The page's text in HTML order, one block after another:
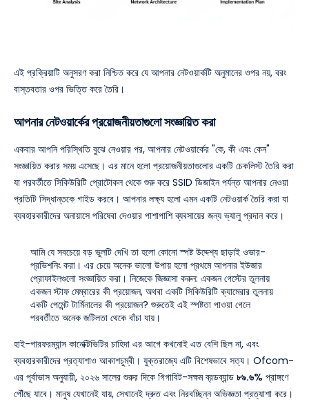
এই প্রক্রিয়াটি অনুসরণ করা নিশ্চিত করে যে আপনার নেটওয়ার্কটি অনুমানের ওপর নয়, বরং
বাস্তবতার ওপর ভিত্তি করে তৈরি।
আপনার নেটওয়ার্কের প্রয়োজনীয়তাগুলো সংজ্ঞায়িত করা
একবার আপনি পরিস্থিতি বুঝে নেওয়ার পর, আপনার নেটওয়ার্কের "কে, কী এবং কেন"
সংজ্ঞায়িত করার সময় এসেছে। এর মানে হলো প্রয়োজনীয়তাগুলোর একটি চেকলিস্ট তৈরি করা
যা পরবর্তীতে সিকিউরিটি প্রোটোকল থেকে শুরু করে SSID ডিজাইন পর্যন্ত আপনার নেওয়া
প্রতিটি সিদ্ধান্তকে গাইড করবে। আপনার লক্ষ্য হলো এমন একটি নেটওয়ার্ক তৈরি করা যা
ব্যবহারকারীদের অনায়াসে পরিষেবা দেওয়ার পাশাপাশি ব্যবসায়ের জন্য ভ্যালু প্রদান করে।
আমি যে সবচেয়ে বড় ভুলটি দেখি তা হলো কোনো স্পষ্ট উদ্দেশ্য ছাড়াই ওভার-
প্রভিশনিং করা। এর চেয়ে অনেক ভালো উপায় হলো প্রথমে আপনার ইউজার
প্রোফাইলগুলো সংজ্ঞায়িত করা। নিজেকে জিজ্ঞাসা করুন: একজন গেস্টের তুলনায়
একজন স্টাফ মেম্বারের কী প্রয়োজন, অথবা একটি সিকিউরিটি ক্যামেরার তুলনায়
একটি পেমেন্ট টার্মিনালের কী প্রয়োজন? শুরুতেই এই স্পষ্টতা পাওয়া গেলে
পরবর্তীতে অনেক জটিলতা থেকে বাঁচা যায়।
হাই-পারফরম্যান্স কানেক্টিভিটির চাহিদা এর আগে কখনোই এত বেশি ছিল না, এবং
ব্যবহারকারীদের প্রত্যাশাও আকাশচুম্বী। যুক্তরাজ্যে এটি বিশেষভাবে সত্য। Ofcom-
এর পূর্বাভাস অনুযায়ী, ২০২৬ সালের শুরুর দিকে গিগাবিট-সক্ষম ব্রডব্যান্ড ৮৯.৬% প্রাঙ্গণে
পৌঁছে যাবে। মানুষ যেখানেই যায়, সেখানেই দ্রুত এবং নিরবচ্ছিন্ন অভিজ্ঞতা প্রত্যাশা করে।